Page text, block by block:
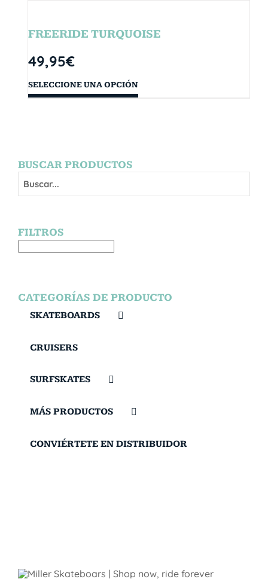
FREERIDE TURQUOISE
49,95€
SELECCIONE UNA OPCIÓN
BUSCAR PRODUCTOS
FILTROS
CATEGORÍAS DE PRODUCTO
SKATEBOARDS
CRUISERS
SURFSKATES
MÁS PRODUCTOS
CONVIÉRTETE EN DISTRIBUIDOR